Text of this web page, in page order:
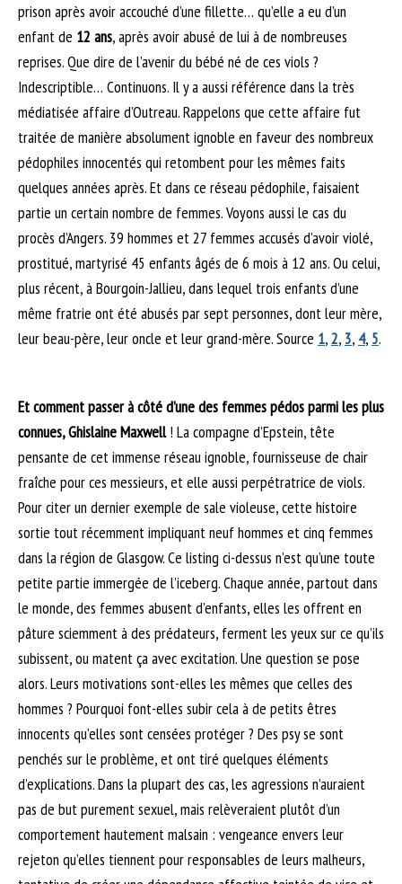
prison après avoir accouché d’une fillette… qu’elle a eu d’un
enfant de 12 ans, après avoir abusé de lui à de nombreuses
reprises. Que dire de l’avenir du bébé né de ces viols ?
Indescriptible… Continuons. Il y a aussi référence dans la très
médiatisée affaire d’Outreau. Rappelons que cette affaire fut
traitée de manière absolument ignoble en faveur des nombreux
pédophiles innocentés qui retombent pour les mêmes faits
quelques années après. Et dans ce réseau pédophile, faisaient
partie un certain nombre de femmes. Voyons aussi le cas du
procès d’Angers. 39 hommes et 27 femmes accusés d’avoir violé,
prostitué, martyrisé 45 enfants âgés de 6 mois à 12 ans. Ou celui,
plus récent, à Bourgoin-Jallieu, dans lequel trois enfants d’une
même fratrie ont été abusés par sept personnes, dont leur mère,
leur beau-père, leur oncle et leur grand-mère. Source 1,2, 3, 4, 5.
Et comment passer à côté d’une des femmes pédos parmi les plus
connues, Ghislaine Maxwell! La compagne d’Epstein, tête
pensante de cet immense réseau ignoble, fournisseuse de chair
fraîche pour ces messieurs, et elle aussi perpétratrice de viols.
Pour citer un dernier exemple de sale violeuse, cette histoire
sortie tout récemment impliquant neuf hommes et cinq femmes
dans la région de Glasgow. Ce listing ci-dessus n’est qu’une toute
petite partie immergée de l’iceberg. Chaque année, partout dans
le monde, des femmes abusent d’enfants, elles les offrent en
pâture sciemment à des prédateurs, ferment les yeux sur ce qu’ils
subissent, ou matent ça avec excitation. Une question se pose
alors. Leurs motivations sont-elles les mêmes que celles des
hommes ? Pourquoi font-elles subir cela à de petits êtres
innocents qu’elles sont censées protéger ? Des psy se sont
penchés sur le problème, et ont tiré quelques éléments
d’explications. Dans la plupart des cas, les agressions n’auraient
pas de but purement sexuel, mais relèveraient plutôt d’un
comportement hautement malsain : vengeance envers leur
rejeton qu’elles tiennent pour responsables de leurs malheurs,